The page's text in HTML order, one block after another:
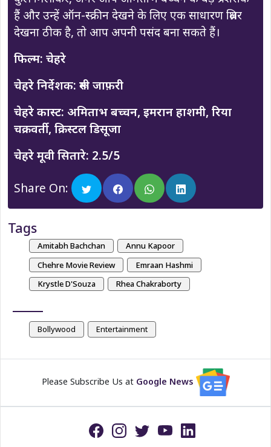
हैं और उन्हें ऑन-स्क्रीन देखने के लिए एक साधारण थ्रिलर
देखना ठीक है, तो आप अपनी पसंद बना सकते हैं।
फिल्म: चेहरे
चेहरे निर्देशक: रूमी जाफ़री
चेहरे कास्ट: अमिताभ बच्चन, इमरान हाशमी, रिया
चक्रवर्ती, क्रिस्टल डिसूजा
चेहरे मूवी सितारे: 2.5/5
Share On:
Tags
Amitabh Bachchan
Annu Kapoor
Chehre Movie Review
Emraan Hashmi
Krystle D'Souza
Rhea Chakraborty
Bollywood Entertainment
Please Subscribe Us at Google News